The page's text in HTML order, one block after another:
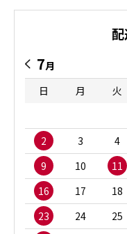
7月
日
月 火
2
3 4
9
10 11
16
17 18
23
24 25